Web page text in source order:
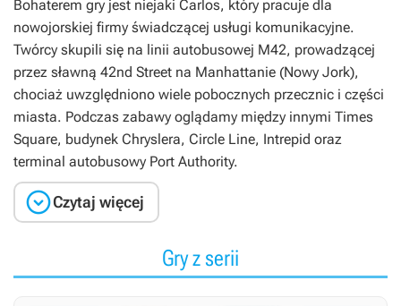
Bohaterem gry jest niejaki Carlos, który pracuje dla
nowojorskiej firmy świadczącej usługi komunikacyjne.
Twórcy skupili się na linii autobusowej M42, prowadzącej
przez sławną 42nd Street na Manhattanie (Nowy Jork),
chociaż uwzględniono wiele pobocznych przecznic i części
miasta. Podczas zabawy oglądamy między innymi Times
Square, budynek Chryslera, Circle Line, Intrepid oraz
terminal autobusowy Port Authority.
Czytaj więcej
Gry z serii